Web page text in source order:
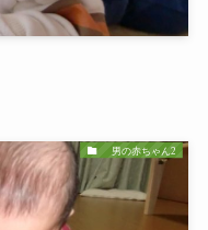
男の赤ちゃん2